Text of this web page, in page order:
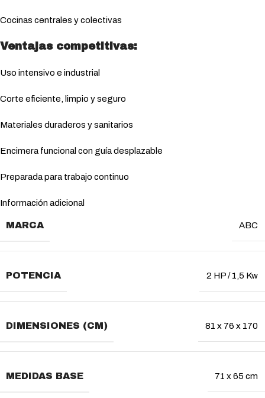
Cocinas centrales y colectivas
Ventajas competitivas:
Uso intensivo e industrial
Corte eficiente, limpio y seguro
Materiales duraderos y sanitarios
Encimera funcional con guía desplazable
Preparada para trabajo continuo
Información adicional
MARCA ABC
POTENCIA 2 HP / 1,5 Kw
DIMENSIONES (CM) 81 x 76 x 170
MEDIDAS BASE 71 x 65 cm